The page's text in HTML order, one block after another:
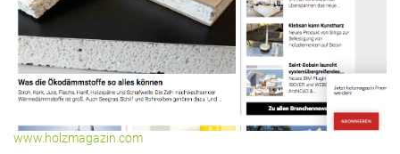
www.holzmagazin.com